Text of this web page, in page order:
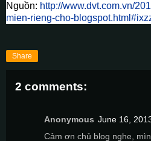
Nguồn: http://www.dvt.com.vn/
mien-rieng-cho-
Share
2 comments:
Anonymous June 16,
Cảm ơn chủ blog nghe,